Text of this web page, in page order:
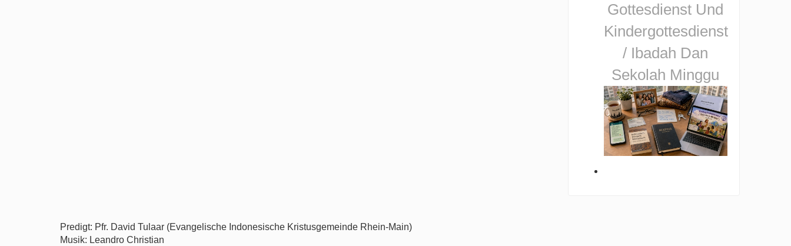
Predigt: Pfr. David Tulaar (Evangelische Indonesische Kristusgemeinde Rhein-Main)
Musik: Leandro Christian
Gottesdienst Und
Kindergottesdienst
/ Ibadah Dan
Sekolah Minggu